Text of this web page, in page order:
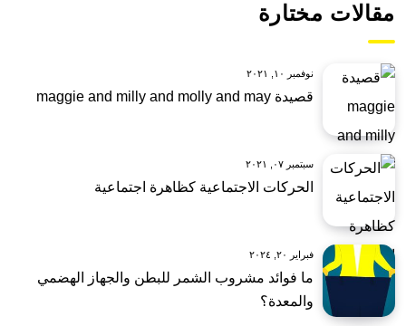
مقالات مختارة
نوفمبر ١٠, ٢٠٢١
قصيدة maggie and milly and molly and may
سبتمبر ٠٧, ٢٠٢١
الحركات الاجتماعية كظاهرة اجتماعية
فبراير ٢٠, ٢٠٢٤
ما فوائد مشروب الشمر للبطن والجهاز الهضمي
والمعدة؟